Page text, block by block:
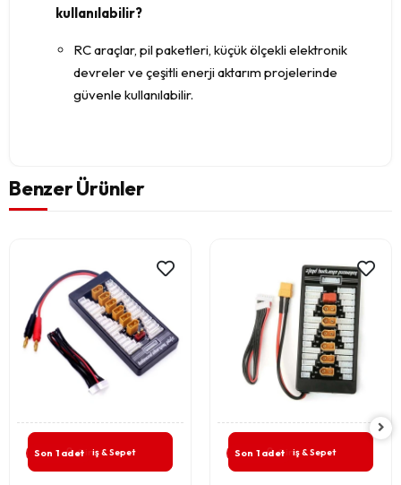
kullanılabilir?
RC araçlar, pil paketleri, küçük ölçekli elektronik
devreler ve çeşitli enerji aktarım projelerinde
güvenle kullanılabilir.
Benzer Ürünler
Son 1 adetGiriş & Sepet Son 1 adetGiriş & Sepet